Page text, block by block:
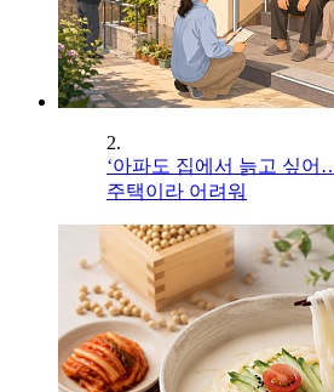
2.
‘아파도 집에서 늙고 싶어
주택이라 어려워